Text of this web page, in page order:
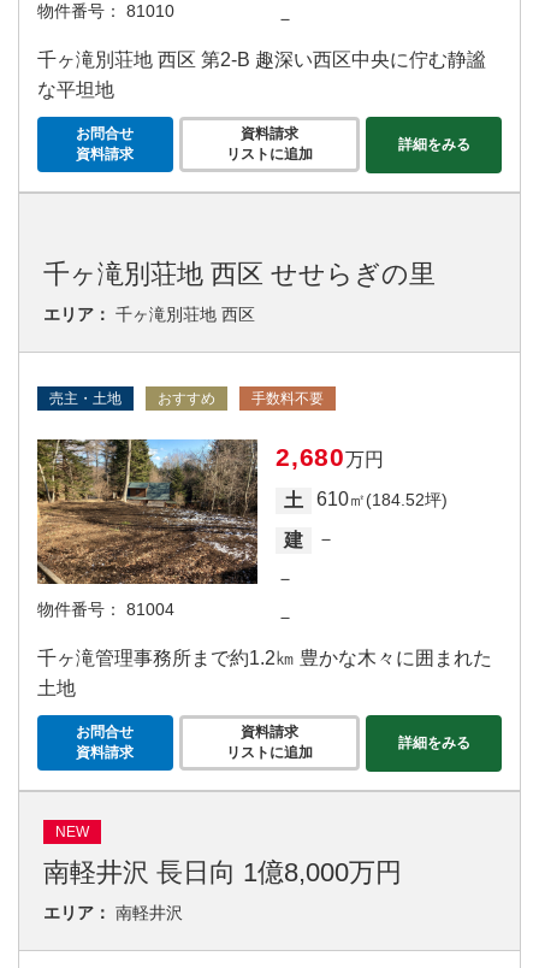
物件番号： 81010
－
千ヶ滝別荘地 西区 第2‐B 趣深い西区中央に佇む静謐
な平坦地
お問合せ
資料請求
資料請求
リストに追加
詳細をみる
千ヶ滝別荘地 西区 せせらぎの里
エリア： 千ヶ滝別荘地 西区
売主・土地 おすすめ 手数料不要
物件番号： 81004
2,680万円
土
610㎡(184.52坪)
建
－
－
－
千ヶ滝管理事務所まで約1.2㎞ 豊かな木々に囲まれた
土地
お問合せ
資料請求
資料請求
リストに追加
詳細をみる
南軽井沢 長日向 1億8,000万円
NEW
エリア： 南軽井沢